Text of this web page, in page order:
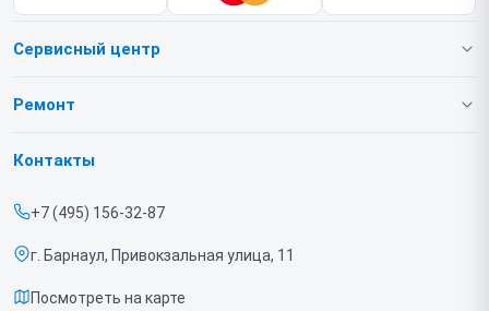
Сервисный центр
О нашем сервисе
Срочный ремонт
Доставка и способы оплаты
Ремонт
Игровых приставок
Контакты
+7 (495) 156-32-87
г. Барнаул, Привокзальная улица, 11
Посмотреть на карте